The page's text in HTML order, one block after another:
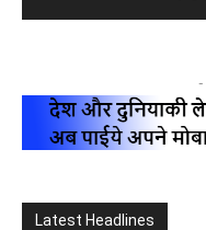
-
Latest Headlines